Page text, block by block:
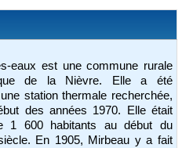
eaux est une commune rurale
de la Nièvre. Elle a été
station thermale recherchée,
des années 1970. Elle était
1 600 habitants au début du
En 1905, Mirbeau y a fait